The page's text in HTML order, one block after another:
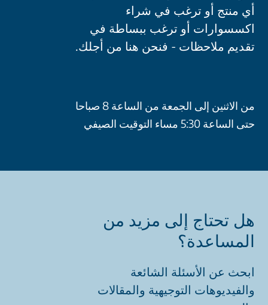
أي منتج أو ترغب في شراء
اكسسوارات أو ترغب ببساطة في
تقديم ملاحظات - فنحن هنا من أجلك.
من الاثنين إلى الجمعة من الساعة 8 صباحا
حتى الساعة 5:30 مساء التوقيت الصيفي
هل تحتاج إلى مزيد من
المساعدة؟
ابحث عن الأسئلة الشائعة
والفيديوهات التوجيهية والمقالات